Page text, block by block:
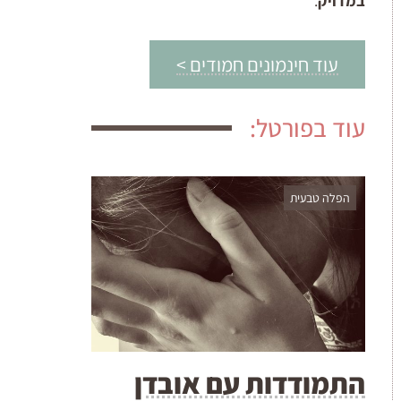
עוד חינמונים חמודים >
עוד בפורטל:
הפלה טבעית
התמודדות עם אובדן